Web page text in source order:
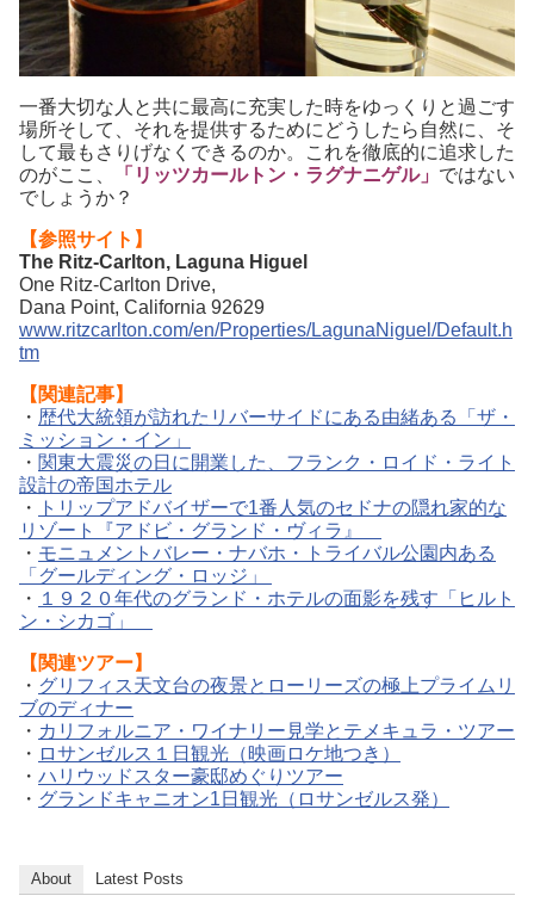
一番大切な人と共に最高に充実した時をゆっくりと過ごす
場所そして、それを提供するためにどうしたら自然に、そ
して最もさりげなくできるのか。これを徹底的に追求した
のがここ、
「リッツカールトン・ラグナニゲル」 ではない
でしょうか？
【参照サイト】
The Ritz-Carlton, Laguna Higuel
One Ritz-Carlton Drive,
Dana Point, California 92629
www.ritzcarlton.com/en/Properties/LagunaNiguel/Default.h
tm
【関連記事】
・ 歴代大統領が訪れたリバーサイドにある由緒ある「ザ・
ミッション・イン」
・ 関東大震災の日に開業した、フランク・ロイド・ライト
設計の帝国ホテル
・
トリップアドバイザーで1番人気のセドナの隠れ家的な
リゾート『アドビ・グランド・ヴィラ』
・ モニュメントバレー・ナバホ・トライバル公園内ある
「グールディング・ロッジ」
・ １９２０年代のグランド・ホテルの面影を残す「ヒルト
ン・シカゴ」
【関連ツアー】
・ グリフィス天文台の夜景とローリーズの極上プライムリ
ブのディナー
・ カリフォルニア・ワイナリー見学とテメキュラ・ツアー
・ ロサンゼルス１日観光（映画ロケ地つき）
・ ハリウッドスター豪邸めぐりツアー
・ グランドキャニオン1日観光（ロサンゼルス発）
About Latest Posts